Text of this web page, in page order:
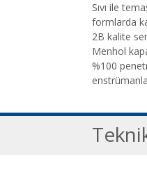
Sıvı ile
formlarda
2B kalite
Menhol
%100